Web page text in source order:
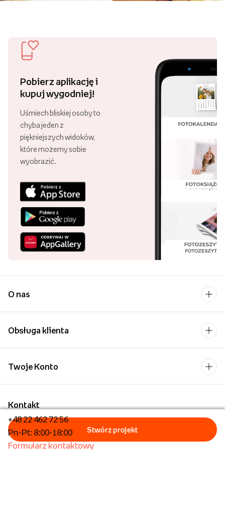
Pobierz aplikację i
kupuj wygodniej!
Uśmiech bliskiej osoby to
chyba jeden z
piękniejszych widoków,
które możemy sobie
wyobrazić.
O nas
Obsługa klienta
Kontakt
+48 22 462 72 56
Pn-Pt: 8:00-18:00
Formularz kontaktowy
Twoje Konto